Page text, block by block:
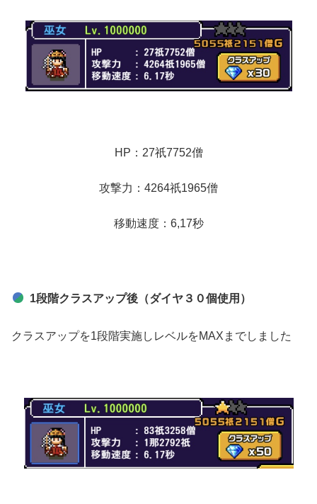
HP：27祇7752僧
攻撃力：4264祇1965僧
移動速度：6,17秒
1段階クラスアップ後（ダイヤ３０個使用）
クラスアップを1段階実施しレベルをMAXまでしました